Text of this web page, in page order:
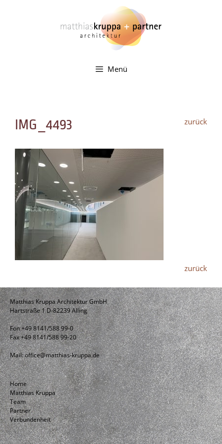
Menü
zurück
IMG_4493
zurück
Matthias Kruppa Architektur GmbH
Hartstraße 1 D-82239 Alling
Fon +49 8141/588 99-0
Fax +49 8141/588 99-20
Mail:office@matthias-kruppa.de
Home
Matthias Kruppa
Team
Partner
Verbundenheit